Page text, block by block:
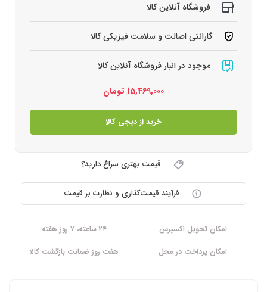
فروشگاه آنلاین کالا
گارانتی اصالت و سلامت فیزیکی کالا
موجود در انبار فروشگاه آنلاین کالا
15,469,000 تومان
خرید از دیجی کالا
قیمت بهتری سراغ دارید؟
فرآیند قیمت‌گذاری و نظارت بر قیمت
امکان تحویل اکسپرس
۲۴ ساعته، ۷ روز هفته
امکان پرداخت در محل
هفت روز ضمانت بازگشت کالا